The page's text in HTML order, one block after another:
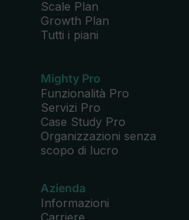
membro integrato
Scale Plan
Growth Plan
Tutti i piani
Mighty Pro
Funzionalità Pro
Servizi Pro
Case Study Pro
Organizzazioni senza
scopo di lucro
Azienda
Informazioni
Carriere